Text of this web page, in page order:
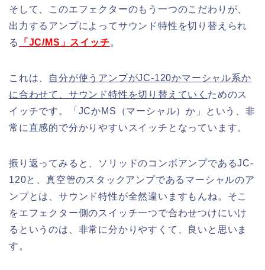
そして、このエフェクターのもう一つのこだわりが、
出力するアンプによってサウンド特性を切り替えられ
る
「JC/MS」スイッチ。
これは、
自分が使うアンプがJC-120かマーシャル系か
に合わせて、サウンド特性を切り替えていく ためのス
イッチです。「JCかMS（マーシャル）か」という、非
常に直感的で分かりやすいスイッチとなっています。
振り返ってみると、ソリッドのコンボアンプであるJC-
120と、真空管のスタックアンプであるマーシャルのア
ンプとは、サウンド特性が全然違いますもんね。そこ
をエフェクター側のスイッチ一つで合わせつけにいけ
るというのは、非常に分かりやすくて、良いと思いま
す。